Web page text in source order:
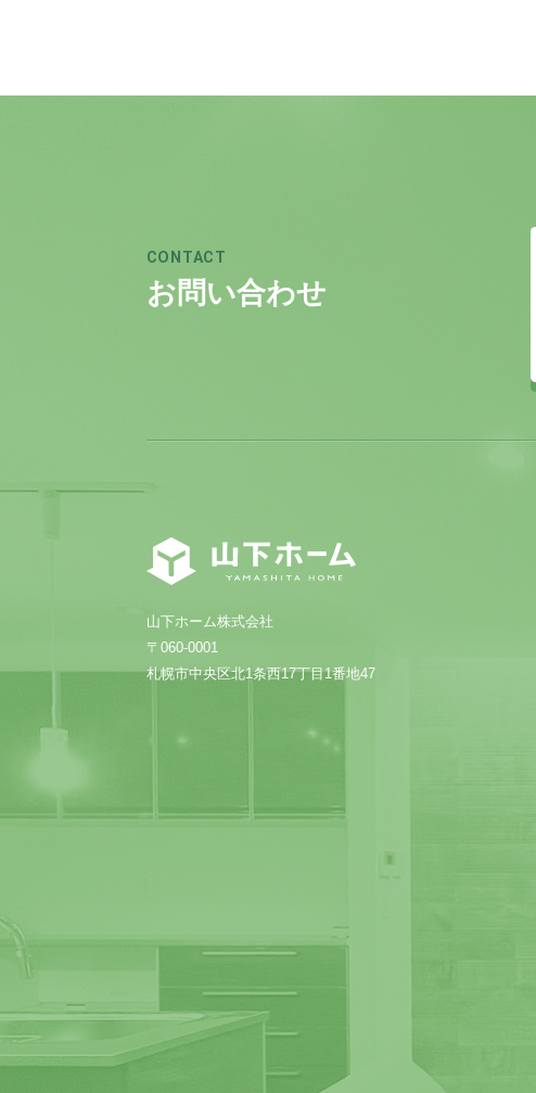
CONTACT
お問い合わせ
山下ホーム株式会社
〒060-0001
札幌市中央区北1条西17丁目1番地47